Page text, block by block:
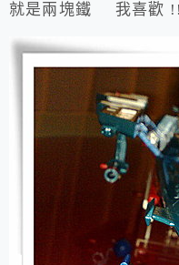
就是兩塊鐵 我喜歡 !!